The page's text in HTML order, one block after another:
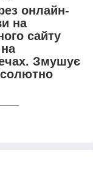
онлайн-
на
сайту
Змушує